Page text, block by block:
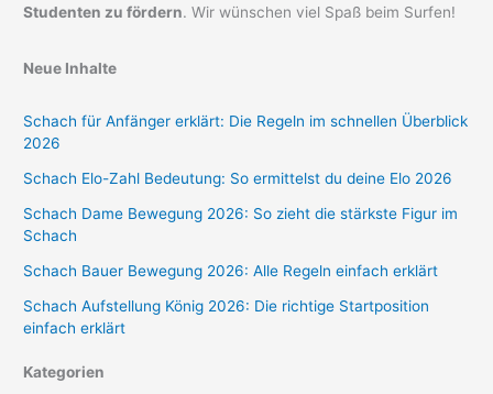
Studenten zu fördern. Wir wünschen viel Spaß beim Surfen!
Neue Inhalte
Schach für Anfänger erklärt: Die Regeln im schnellen Überblick
2026
Schach Elo-Zahl Bedeutung: So ermittelst du deine Elo 2026
Schach Dame Bewegung 2026: So zieht die stärkste Figur im
Schach
Schach Bauer Bewegung 2026: Alle Regeln einfach erklärt
Schach Aufstellung König 2026: Die richtige Startposition
einfach erklärt
Kategorien